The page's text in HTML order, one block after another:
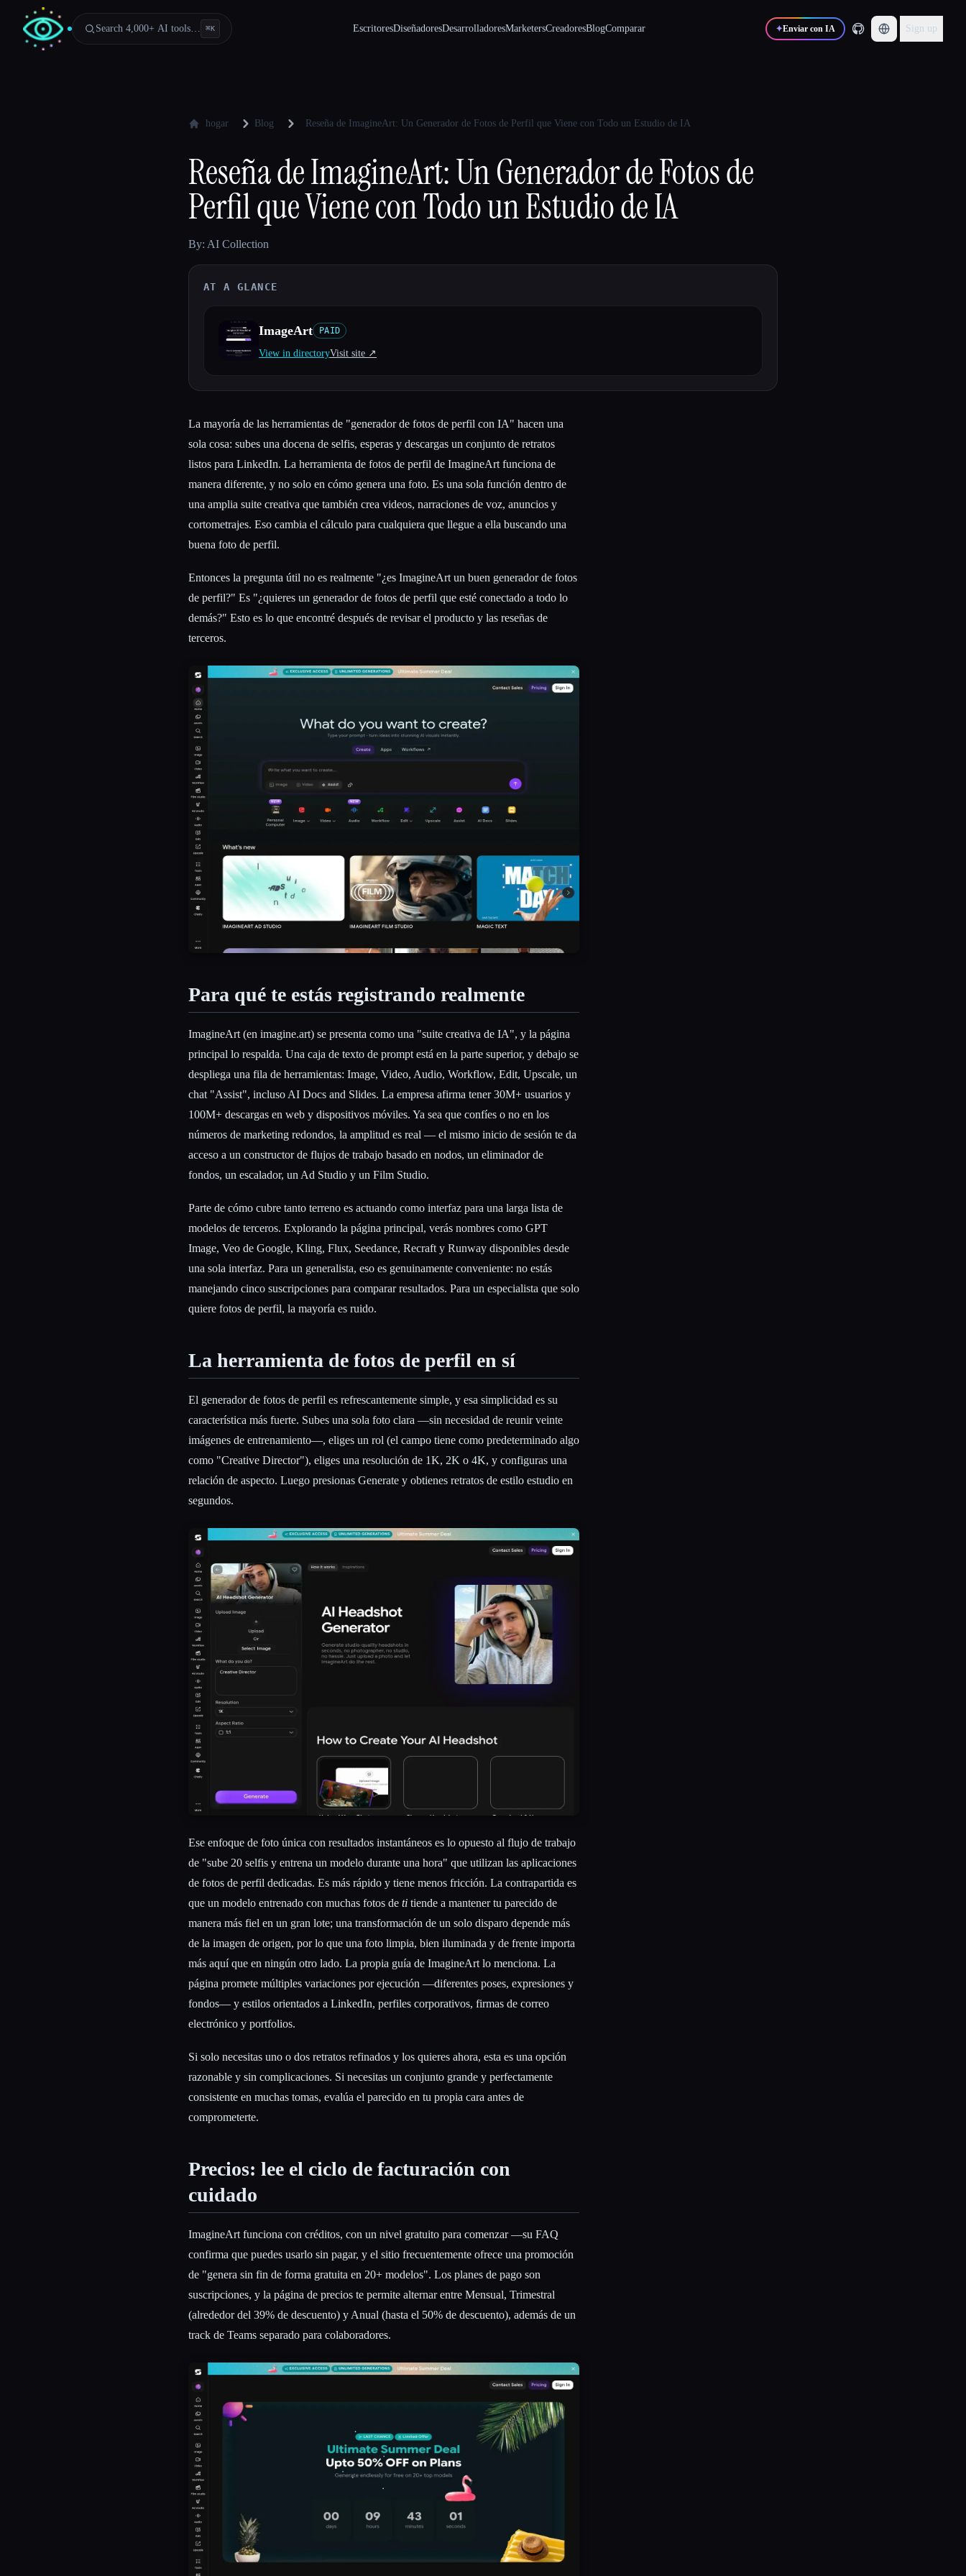
Search 4,000+ AI tools… ⌘K EscritoresDiseñadoresDesarrolladoresMarketersCreadoresBlogComparar ✦Enviar con IA Sign up
hogar Blog Reseña de ImagineArt: Un Generador de Fotos de Perfil que Viene con Todo un Estudio de IA
Reseña de ImagineArt: Un Generador de Fotos de
Perfil que Viene con Todo un Estudio de IA
By: AI Collection
AT A GLANCE
ImageArt PAID
View in directoryVisit site ↗︎
La mayoría de las herramientas de "generador de fotos de perfil con IA" hacen una
sola cosa: subes una docena de selfis, esperas y descargas un conjunto de retratos
listos para LinkedIn. La herramienta de fotos de perfil de ImagineArt funciona de
manera diferente, y no solo en cómo genera una foto. Es una sola función dentro de
una amplia suite creativa que también crea videos, narraciones de voz, anuncios y
cortometrajes. Eso cambia el cálculo para cualquiera que llegue a ella buscando una
buena foto de perfil.
Entonces la pregunta útil no es realmente "¿es ImagineArt un buen generador de fotos
de perfil?" Es "¿quieres un generador de fotos de perfil que esté conectado a todo lo
demás?" Esto es lo que encontré después de revisar el producto y las reseñas de
terceros.
Para qué te estás registrando realmente
ImagineArt (en imagine.art) se presenta como una "suite creativa de IA", y la página
principal lo respalda. Una caja de texto de prompt está en la parte superior, y debajo se
despliega una fila de herramientas: Image, Video, Audio, Workflow, Edit, Upscale, un
chat "Assist", incluso AI Docs and Slides. La empresa afirma tener 30M+ usuarios y
100M+ descargas en web y dispositivos móviles. Ya sea que confíes o no en los
números de marketing redondos, la amplitud es real — el mismo inicio de sesión te da
acceso a un constructor de flujos de trabajo basado en nodos, un eliminador de
fondos, un escalador, un Ad Studio y un Film Studio.
Parte de cómo cubre tanto terreno es actuando como interfaz para una larga lista de
modelos de terceros. Explorando la página principal, verás nombres como GPT
Image, Veo de Google, Kling, Flux, Seedance, Recraft y Runway disponibles desde
una sola interfaz. Para un generalista, eso es genuinamente conveniente: no estás
manejando cinco suscripciones para comparar resultados. Para un especialista que solo
quiere fotos de perfil, la mayoría es ruido.
La herramienta de fotos de perfil en sí
El generador de fotos de perfil es refrescantemente simple, y esa simplicidad es su
característica más fuerte. Subes una sola foto clara —sin necesidad de reunir veinte
imágenes de entrenamiento—, eliges un rol (el campo tiene como predeterminado algo
como "Creative Director"), eliges una resolución de 1K, 2K o 4K, y configuras una
relación de aspecto. Luego presionas Generate y obtienes retratos de estilo estudio en
segundos.
Ese enfoque de foto única con resultados instantáneos es lo opuesto al flujo de trabajo
de "sube 20 selfis y entrena un modelo durante una hora" que utilizan las aplicaciones
de fotos de perfil dedicadas. Es más rápido y tiene menos fricción. La contrapartida es
que un modelo entrenado con muchas fotos de ti tiende a mantener tu parecido de
manera más fiel en un gran lote; una transformación de un solo disparo depende más
de la imagen de origen, por lo que una foto limpia, bien iluminada y de frente importa
más aquí que en ningún otro lado. La propia guía de ImagineArt lo menciona. La
página promete múltiples variaciones por ejecución —diferentes poses, expresiones y
fondos— y estilos orientados a LinkedIn, perfiles corporativos, firmas de correo
electrónico y portfolios.
Si solo necesitas uno o dos retratos refinados y los quieres ahora, esta es una opción
razonable y sin complicaciones. Si necesitas un conjunto grande y perfectamente
consistente en muchas tomas, evalúa el parecido en tu propia cara antes de
comprometerte.
Precios: lee el ciclo de facturación con
cuidado
ImagineArt funciona con créditos, con un nivel gratuito para comenzar —su FAQ
confirma que puedes usarlo sin pagar, y el sitio frecuentemente ofrece una promoción
de "genera sin fin de forma gratuita en 20+ modelos". Los planes de pago son
suscripciones, y la página de precios te permite alternar entre Mensual, Trimestral
(alrededor del 39% de descuento) y Anual (hasta el 50% de descuento), además de un
track de Teams separado para colaboradores.